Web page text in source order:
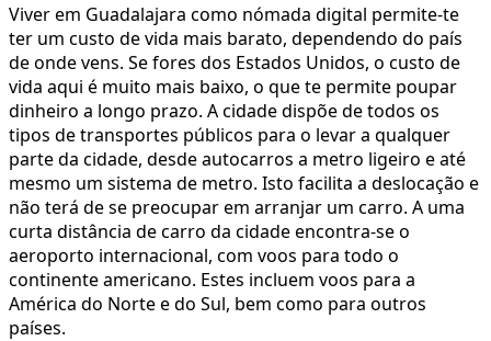
Viver em Guadalajara como nómada digital permite-te
ter um custo de vida mais barato, dependendo do país
de onde vens. Se fores dos Estados Unidos, o custo de
vida aqui é muito mais baixo, o que te permite poupar
dinheiro a longo prazo. A cidade dispõe de todos os
tipos de transportes públicos para o levar a qualquer
parte da cidade, desde autocarros a metro ligeiro e até
mesmo um sistema de metro. Isto facilita a deslocação e
não terá de se preocupar em arranjar um carro. A uma
curta distância de carro da cidade encontra-se o
aeroporto internacional, com voos para todo o
continente americano. Estes incluem voos para a
América do Norte e do Sul, bem como para outros
países.